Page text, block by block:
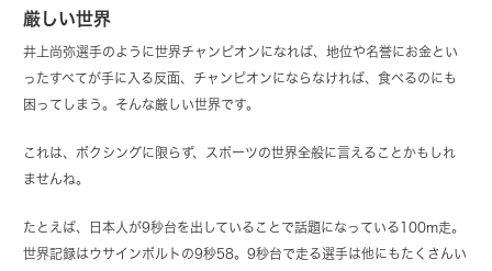
厳しい世界
井上尚弥選手のように世界チャンピオンになれば、地位や名誉にお金とい
ったすべてが手に入る反面、チャンピオンにならなければ、食べるのにも
困ってしまう。そんな厳しい世界です。
これは、ボクシングに限らず、スポーツの世界全般に言えることかもしれ
ませんね。
たとえば、日本人が9秒台を出していることで話題になっている100m走。
世界記録はウサインボルトの9秒58。9秒台で走る選手は他にもたくさんい